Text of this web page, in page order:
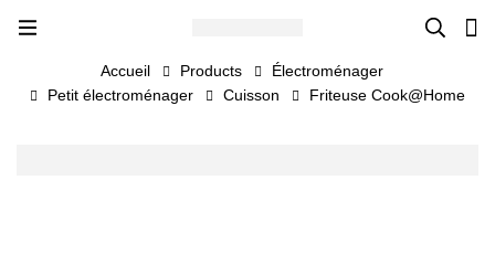
Accueil Products
Électroménager
Petit électroménager
Cuisson Friteuse Cook@Home